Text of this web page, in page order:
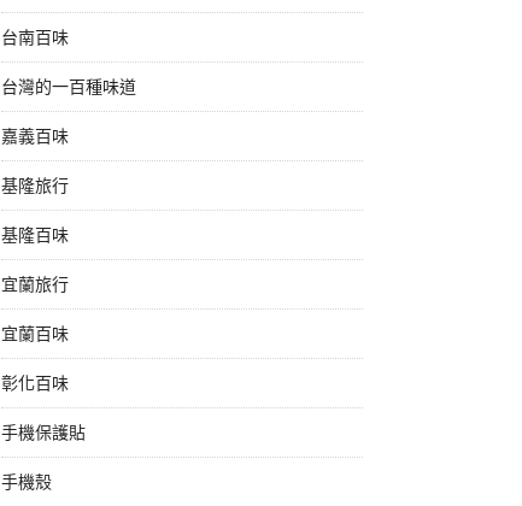
台南百味
台灣的一百種味道
嘉義百味
基隆旅行
基隆百味
宜蘭旅行
宜蘭百味
彰化百味
手機保護貼
手機殼